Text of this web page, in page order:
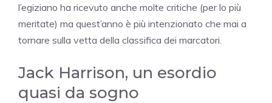
l’egiziano ha ricevuto anche molte critiche (per lo più
meritate) ma quest’anno è più intenzionato che mai a
tornare sulla vetta della classifica dei marcatori.
Jack Harrison, un esordio
quasi da sogno